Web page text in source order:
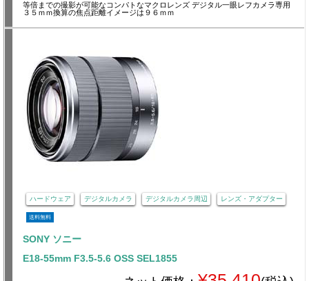
等倍までの撮影が可能なコンパトなマクロレンズ デジタル一眼レフカメラ専用
３５ｍｍ換算の焦点距離イメージは９６ｍｍ
ハードウェア デジタルカメラ デジタルカメラ周辺 レンズ・アダプター
送料無料
SONY ソニー
E18-55mm F3.5-5.6 OSS SEL1855